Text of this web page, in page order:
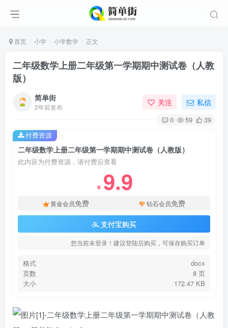
首页 小学 小学数学 正文
二年级数学上册二年级第一学期期中测试卷（人教
版）
简单街
2年前发布 关注 私信
0 59 39
二年级数学上册二年级第一学期期中测试卷（人教版）
此内容为付费资源，请付费后查看
￥ 9.9
黄金会员免费 钻石会员免费
支付宝购买
您当前未登录！建议登陆后购买，可保存购买订单
格式
docx
页数
8 页
大小
172.47 KB
付费资源